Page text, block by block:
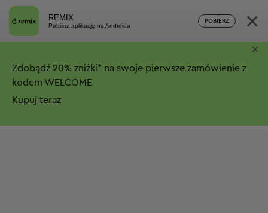
REMIX
Pobierz aplikację na Androida
POBIERZ ×
Zdobądź 20% zniżki* na swoje pierwsze zamówienie z
kodem WELCOME
Kupuj teraz
×